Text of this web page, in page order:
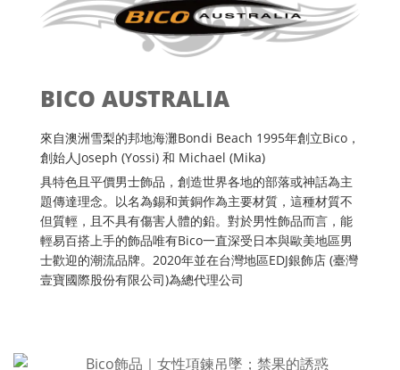
BICO AUSTRALIA
來自澳洲雪梨的邦地海灘Bondi Beach 1995年創立Bico，
創始人Joseph (Yossi) 和 Michael (Mika)
具特色且平價男士飾品，創造世界各地的部落或神話為主
題傳達理念。以名為錫和黃銅作為主要材質，這種材質不
但質輕，且不具有傷害人體的鉛。對於男性飾品而言，能
輕易百搭上手的飾品唯有Bico一直深受日本與歐美地區男
士歡迎的潮流品牌。2020年並在台灣地區EDJ銀飾店 (臺灣
壹寶國際股份有限公司)為總代理公司